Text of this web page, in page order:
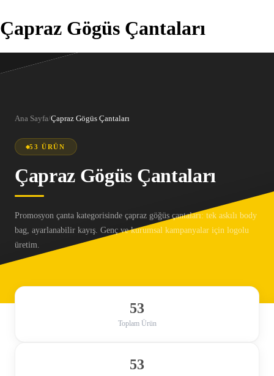
Çapraz Gögüs Çantaları
Ana Sayfa/Çapraz Gögüs Çantaları
53 ÜRÜN
Çapraz Gögüs Çantaları
Promosyon çanta kategorisinde çapraz göğüs çantaları: tek askılı body
bag, ayarlanabilir kayış. Genç ve kurumsal kampanyalar için logolu
üretim.
53
Toplam Ürün
53